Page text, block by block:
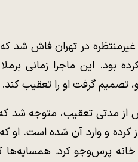
در تهران فاش شد
بود. این ماجرا زمانی
تصمیم گرفت او را تعقیب کند.
پس از مدتی تعقیب، متوجه
باز کرده و وارد آن شده است.
پرس‌وجو کرد. همسایه‌ها